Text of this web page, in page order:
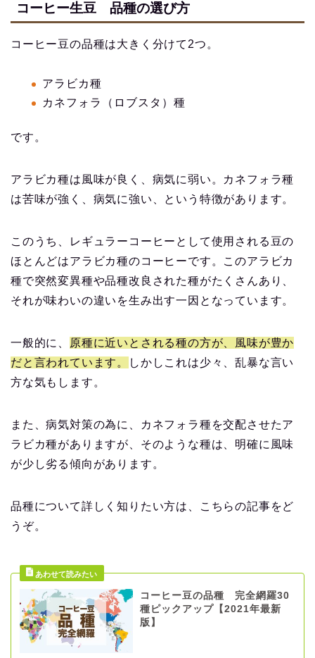
コーヒー生豆 品種の選び方
コーヒー豆の品種は大きく分けて2つ。
アラビカ種
カネフォラ（ロブスタ）種
です。
アラビカ種は風味が良く、病気に弱い。カネフォラ種
は苦味が強く、病気に強い、という特徴があります。
このうち、レギュラーコーヒーとして使用される豆の
ほとんどはアラビカ種のコーヒーです。このアラビカ
種で突然変異種や品種改良された種がたくさんあり、
それが味わいの違いを生み出す一因となっています。
一般的に、
原種に近いとされる種の方が、風味が豊か
だと言われています。
しかしこれは少々、乱暴な言い
方な気もします。
また、病気対策の為に、カネフォラ種を交配させたア
ラビカ種がありますが、そのような種は、明確に風味
が少し劣る傾向があります。
品種について詳しく知りたい方は、こちらの記事をど
うぞ。
コーヒー豆の品種 完全網羅30
種ピックアップ【2021年最新
版】